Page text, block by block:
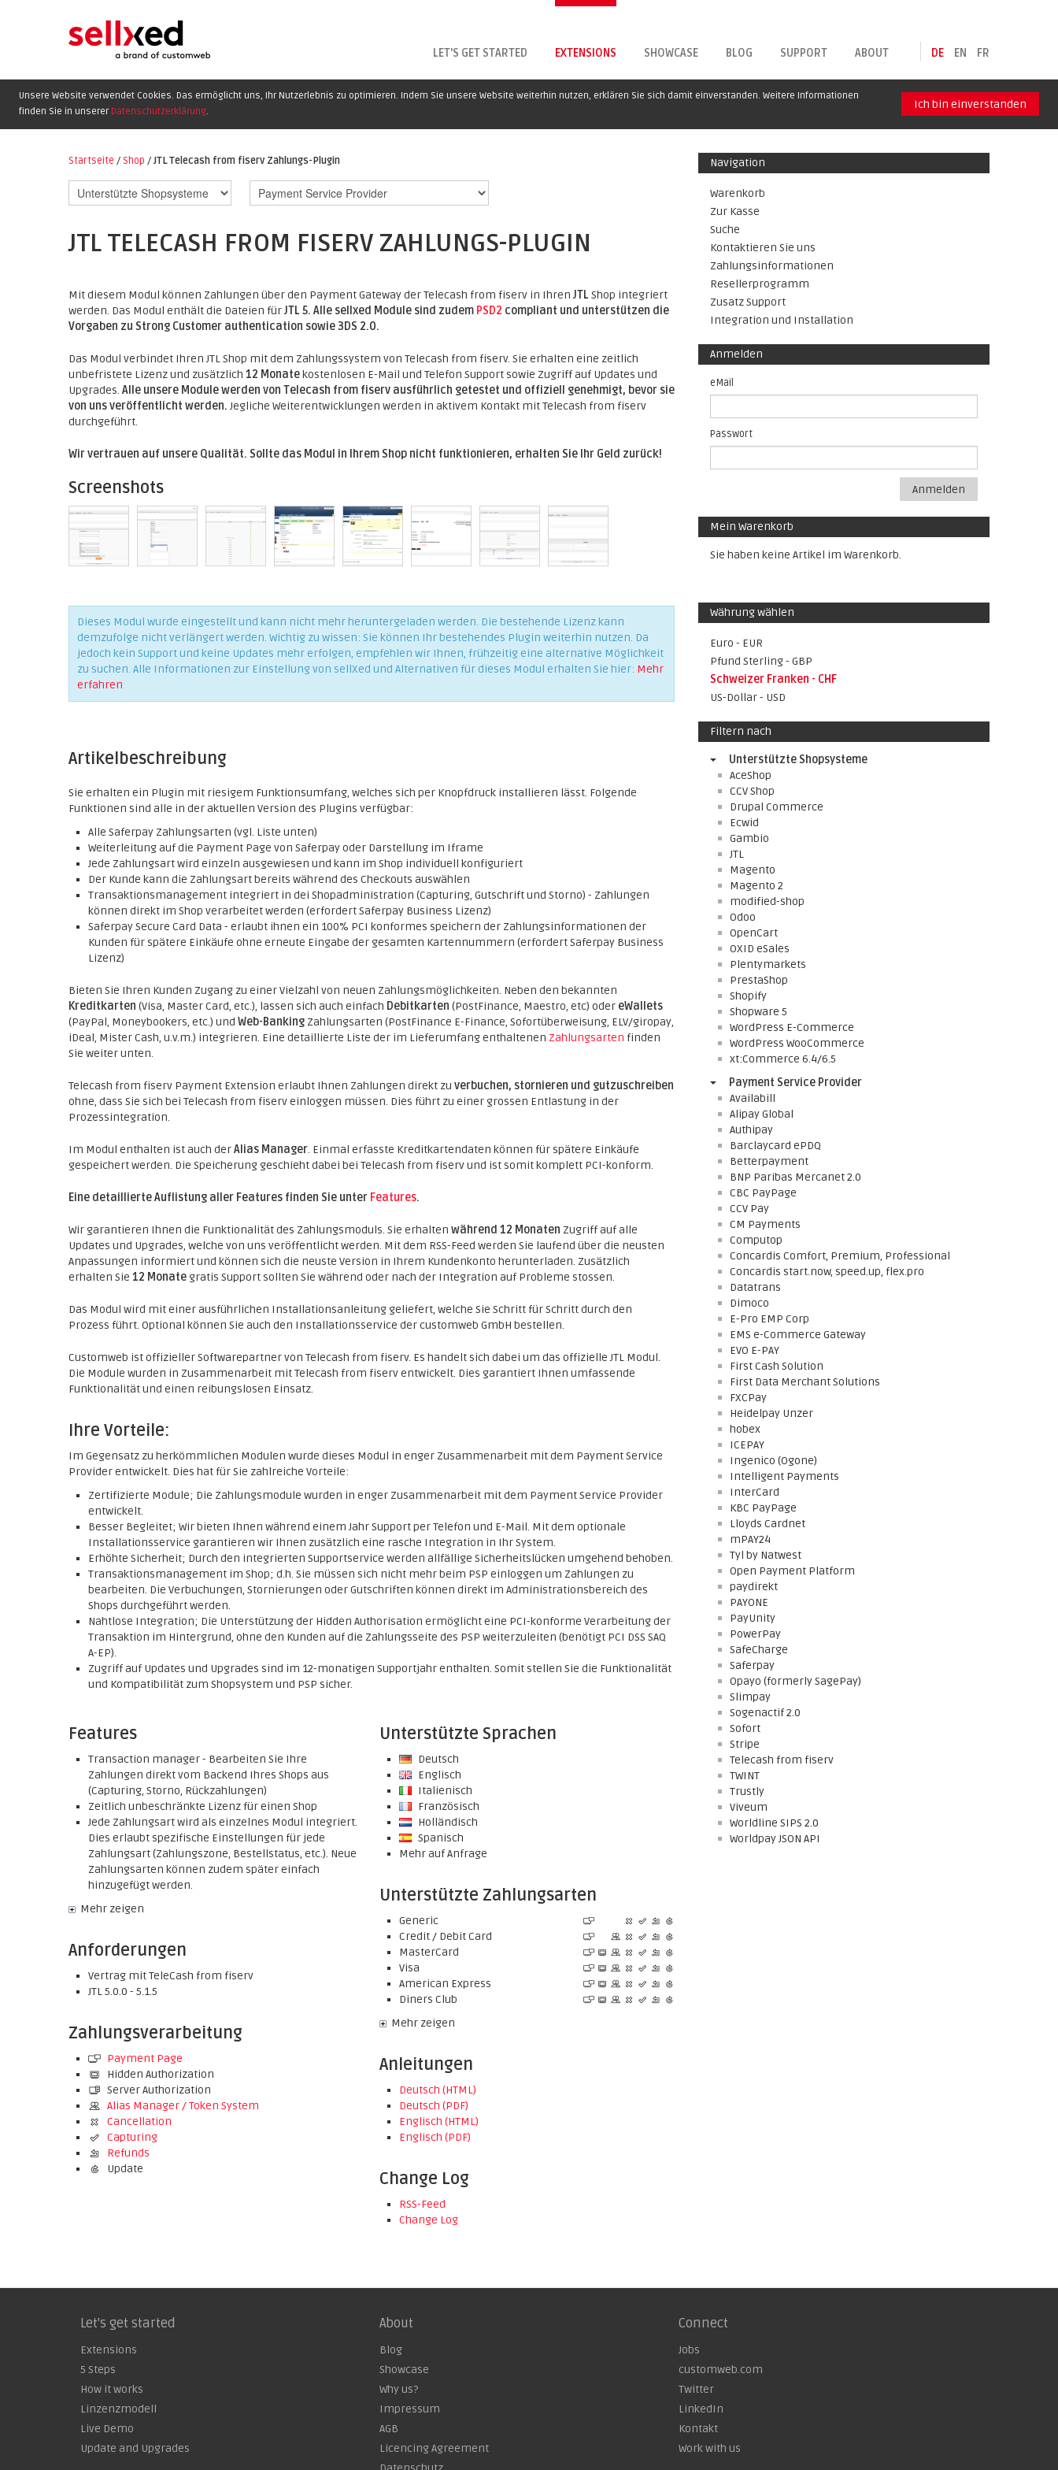
DE EN FR
LET'S GET STARTED EXTENSIONS SHOWCASE BLOG SUPPORT ABOUT
Unsere Website verwendet Cookies. Das ermöglicht uns, Ihr Nutzerlebnis zu optimieren. Indem Sie unsere Website weiterhin nutzen, erklären Sie sich damit einverstanden. Weitere Informationen
finden Sie in unserer Datenschutzerklärung.
Ich bin einverstanden
Startseite / Shop /JTL Telecash from fiserv Zahlungs-Plugin
JTL TELECASH FROM FISERV ZAHLUNGS-PLUGIN
Mit diesem Modul können Zahlungen über den Payment Gateway der Telecash from fiserv in Ihren JTL Shop integriert
werden. Das Modul enthält die Dateien fürJTL 5. Alle sellxed Module sind zudem PSD2 compliant und unterstützen die
Vorgaben zu Strong Customer authentication sowie 3DS 2.0.
Das Modul verbindet Ihren JTL Shop mit dem Zahlungssystem von Telecash from fiserv. Sie erhalten eine zeitlich
unbefristete Lizenz und zusätzlich 12 Monatekostenlosen E-Mail und Telefon Support sowie Zugriff auf Updates und
Upgrades. Alle unsere Module werden von Telecash from fiserv ausführlich getestet und offiziell genehmigt, bevor sie
von uns veröffentlicht werden.Jegliche Weiterentwicklungen werden in aktivem Kontakt mit Telecash from fiserv
durchgeführt.
Wir vertrauen auf unsere Qualität. Sollte das Modul in Ihrem Shop nicht funktionieren, erhalten Sie Ihr Geld zurück!
Screenshots
Dieses Modul wurde eingestellt und kann nicht mehr heruntergeladen werden. Die bestehende Lizenz kann
demzufolge nicht verlängert werden. Wichtig zu wissen: Sie können Ihr bestehendes Plugin weiterhin nutzen. Da
jedoch kein Support und keine Updates mehr erfolgen, empfehlen wir Ihnen, frühzeitig eine alternative Möglichkeit
zu suchen. Alle Informationen zur Einstellung von sellXed und Alternativen für dieses Modul erhalten Sie hier: Mehr
erfahren
Artikelbeschreibung
Sie erhalten ein Plugin mit riesigem Funktionsumfang, welches sich per Knopfdruck installieren lässt. Folgende
Funktionen sind alle in der aktuellen Version des Plugins verfügbar:
Alle Saferpay Zahlungsarten (vgl. Liste unten)
Weiterleitung auf die Payment Page von Saferpay oder Darstellung im Iframe
Jede Zahlungsart wird einzeln ausgewiesen und kann im Shop individuell konfiguriert
Der Kunde kann die Zahlungsart bereits während des Checkouts auswählen
Transaktionsmanagement integriert in dei Shopadministration (Capturing, Gutschrift und Storno) - Zahlungen
können direkt im Shop verarbeitet werden (erfordert Saferpay Business Lizenz)
Saferpay Secure Card Data - erlaubt ihnen ein 100% PCI konformes speichern der Zahlungsinformationen der
Kunden für spätere Einkäufe ohne erneute Eingabe der gesamten Kartennummern (erfordert Saferpay Business
Lizenz)
Bieten Sie Ihren Kunden Zugang zu einer Vielzahl von neuen Zahlungsmöglichkeiten. Neben den bekannten
Kreditkarten (Visa, Master Card, etc.), lassen sich auch einfach Debitkarten (PostFinance, Maestro, etc) oder eWallets
(PayPal, Moneybookers, etc.) und Web-Banking Zahlungsarten (PostFinance E-Finance, Sofortüberweisung, ELV/giropay,
iDeal, Mister Cash, u.v.m.) integrieren. Eine detaillierte Liste der im Lieferumfang enthaltenen Zahlungsarten finden
Sie weiter unten.
Telecash from fiserv Payment Extension erlaubt Ihnen Zahlungen direkt zu verbuchen, stornieren und gutzuschreiben
ohne, dass Sie sich bei Telecash from fiserv einloggen müssen. Dies führt zu einer grossen Entlastung in der
Prozessintegration.
Im Modul enthalten ist auch derAlias Manager. Einmal erfasste Kreditkartendaten können für spätere Einkäufe
gespeichert werden. Die Speicherung geschieht dabei bei Telecash from fiserv und ist somit komplett PCI-konform.
Eine detaillierte Auflistung aller Features finden Sie unter Features.
Wir garantieren Ihnen die Funktionalität des Zahlungsmoduls. Sie erhalten während 12 Monaten Zugriff auf alle
Updates und Upgrades, welche von uns veröffentlicht werden. Mit dem RSS-Feed werden Sie laufend über die neusten
Anpassungen informiert und können sich die neuste Version in Ihrem Kundenkonto herunterladen. Zusätzlich
erhalten Sie 12 Monategratis Support sollten Sie während oder nach der Integration auf Probleme stossen.
Das Modul wird mit einer ausführlichen Installationsanleitung geliefert, welche Sie Schritt für Schritt durch den
Prozess führt. Optional können Sie auch den Installationsservice der customweb GmbH bestellen.
Customweb ist offizieller Softwarepartner von Telecash from fiserv. Es handelt sich dabei um das offizielle JTL Modul.
Die Module wurden in Zusammenarbeit mit Telecash from fiserv entwickelt. Dies garantiert Ihnen umfassende
Funktionalität und einen reibungslosen Einsatz.
Ihre Vorteile:
Im Gegensatz zu herkömmlichen Modulen wurde dieses Modul in enger Zusammenarbeit mit dem Payment Service
Provider entwickelt. Dies hat für Sie zahlreiche Vorteile:
Zertifizierte Module; Die Zahlungsmodule wurden in enger Zusammenarbeit mit dem Payment Service Provider
entwickelt.
Besser Begleitet; Wir bieten Ihnen während einem Jahr Support per Telefon und E-Mail. Mit dem optionale
Installationsservice garantieren wir Ihnen zusätzlich eine rasche Integration in Ihr System.
Erhöhte Sicherheit; Durch den integrierten Supportservice werden allfällige Sicherheitslücken umgehend behoben.
Transaktionsmanagement im Shop; d.h. Sie müssen sich nicht mehr beim PSP einloggen um Zahlungen zu
bearbeiten. Die Verbuchungen, Stornierungen oder Gutschriften können direkt im Administrationsbereich des
Shops durchgeführt werden.
Nahtlose Integration; Die Unterstützung der Hidden Authorisation ermöglicht eine PCI-konforme Verarbeitung der
Transaktion im Hintergrund, ohne den Kunden auf die Zahlungsseite des PSP weiterzuleiten (benötigt PCI DSS SAQ
A-EP).
Zugriff auf Updates und Upgrades sind im 12-monatigen Supportjahr enthalten. Somit stellen Sie die Funktionalität
und Kompatibilität zum Shopsystem und PSP sicher.
Features
Transaction manager - Bearbeiten Sie Ihre
Zahlungen direkt vom Backend Ihres Shops aus
(Capturing, Storno, Rückzahlungen)
Zeitlich unbeschränkte Lizenz für einen Shop
Jede Zahlungsart wird als einzelnes Modul integriert.
Dies erlaubt spezifische Einstellungen für jede
Zahlungsart (Zahlungszone, Bestellstatus, etc.). Neue
Zahlungsarten können zudem später einfach
hinzugefügt werden.
Mehr zeigen
Anforderungen
Vertrag mit TeleCash from fiserv
JTL 5.0.0 - 5.1.5
Zahlungsverarbeitung
Payment Page
Hidden Authorization
Server Authorization
Alias Manager / Token System
Cancellation
Capturing
Refunds
Update
Unterstützte Sprachen
Deutsch
Englisch
Italienisch
Französisch
Holländisch
Spanisch
Mehr auf Anfrage
Unterstützte Zahlungsarten
Generic
Credit / Debit Card
MasterCard
Visa
American Express
Diners Club
Mehr zeigen
Anleitungen
Deutsch (HTML)
Deutsch (PDF)
Englisch (HTML)
Englisch (PDF)
Change Log
RSS-Feed
Change Log
Navigation
Warenkorb
Zur Kasse
Suche
Kontaktieren Sie uns
Zahlungsinformationen
Resellerprogramm
Zusatz Support
Integration und Installation
Anmelden
eMail
Passwort
Anmelden
Mein Warenkorb
Sie haben keine Artikel im Warenkorb.
Währung wählen
Euro - EUR
Pfund Sterling - GBP
Schweizer Franken - CHF
US-Dollar - USD
Filtern nach
Unterstützte Shopsysteme
AceShop
CCV Shop
Drupal Commerce
Ecwid
Gambio
JTL
Magento
Magento 2
modified-shop
Odoo
OpenCart
OXID eSales
Plentymarkets
PrestaShop
Shopify
Shopware 5
WordPress E-Commerce
WordPress WooCommerce
xt:Commerce 6.4/6.5
Payment Service Provider
Availabill
Alipay Global
Authipay
Barclaycard ePDQ
Betterpayment
BNP Paribas Mercanet 2.0
CBC PayPage
CCV Pay
CM Payments
Computop
Concardis Comfort, Premium, Professional
Concardis start.now, speed.up, flex.pro
Datatrans
Dimoco
E-Pro EMP Corp
EMS e-Commerce Gateway
EVO E-PAY
First Cash Solution
First Data Merchant Solutions
FXCPay
Heidelpay Unzer
hobex
ICEPAY
Ingenico (Ogone)
Intelligent Payments
InterCard
KBC PayPage
Lloyds Cardnet
mPAY24
Tyl by Natwest
Open Payment Platform
paydirekt
PAYONE
PayUnity
PowerPay
SafeCharge
Saferpay
Opayo (formerly SagePay)
Slimpay
Sogenactif 2.0
Sofort
Stripe
Telecash from fiserv
TWINT
Trustly
Viveum
Worldline SIPS 2.0
Worldpay JSON API
Let's get started
Extensions
5 Steps
How it works
Linzenzmodell
Live Demo
Update and Upgrades
About
Blog
Showcase
Why us?
Impressum
AGB
Licencing Agreement
Connect
Jobs
customweb.com
Twitter
LinkedIn
Kontakt
Work with us